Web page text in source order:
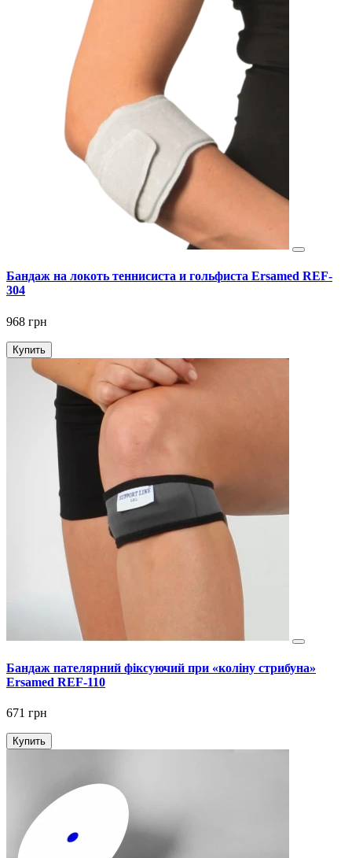
Бандаж на локоть теннисиста и гольфиста Ersamed REF-
304
968 грн
Купить
Бандаж пателярний фіксуючий при «коліну стрибуна»
Ersamed REF-110
671 грн
Купить